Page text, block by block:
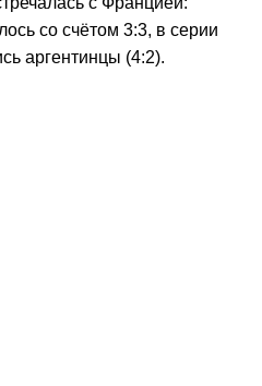
со счётом 3:3, в серии
аргентинцы (4:2).